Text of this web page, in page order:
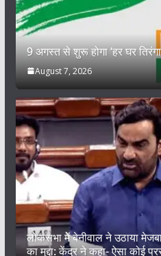
9 अगस्त से शुरू होगा ‘हर घर
August 7, 2026
लोकसभा में बेनीवाल ने उठाया
का मुद्दा: केंद्र ने कहा- ऐसा कोई